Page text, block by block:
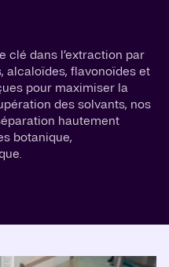
clé dans l’extraction par
alcaloïdes, flavonoïdes et
pour maximiser la
des solvants, nos
hautement
botanique,